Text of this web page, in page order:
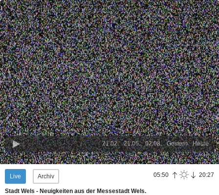
Heute
Gestern
02.08.
21.05.
21.02.
Live Archiv 05:50 20:27
Stadt Wels - Neuigkeiten aus der Messestadt Wels.